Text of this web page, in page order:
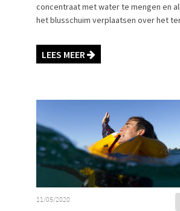
concentraat met water te mengen en
het blusschuim verplaatsen over het
LEES MEER
11/05/2020